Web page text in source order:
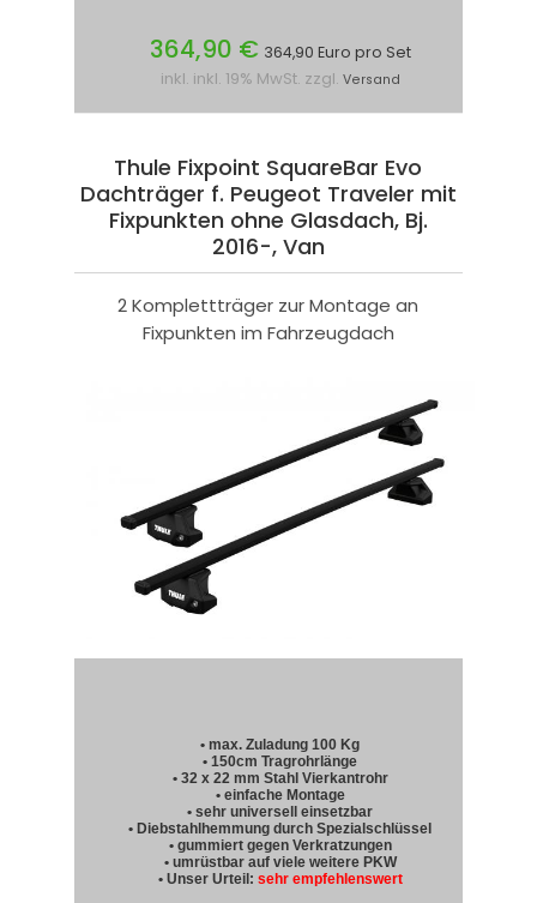
364,90 € 364,90 Euro pro Set
inkl. inkl. 19% MwSt. zzgl. Versand
Thule Fixpoint SquareBar Evo
Dachträger f. Peugeot Traveler mit
Fixpunkten ohne Glasdach, Bj.
2016-, Van
2 Komplettträger zur Montage an
Fixpunkten im Fahrzeugdach
• max. Zuladung 100 Kg
• 150cm Tragrohrlänge
• 32 x 22 mm Stahl Vierkantrohr
• einfache Montage
• sehr universell einsetzbar
• Diebstahlhemmung durch Spezialschlüssel
• gummiert gegen Verkratzungen
• umrüstbar auf viele weitere PKW
• Unser Urteil: sehr empfehlenswert